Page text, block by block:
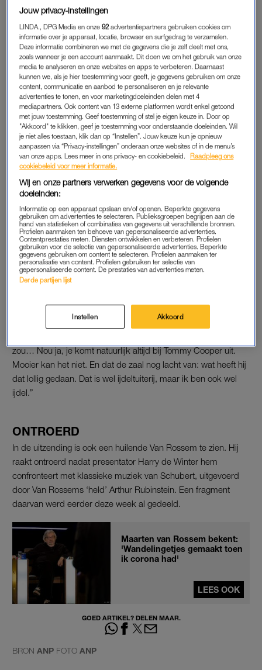
Dat zegt de tv-persoonlijkheid en historicus in het NPO 2-
‘ZONDAGEN NAAR DE KLOTE’
Volgens de 78-jarige Van Rossem is het niet onwaarschijnlijk
dat hij een keer kanker krijgt. Hij noemt de vaak bijbehorende
aftakeling een vreselijk proces. “Mijn moeder was de laatste
zes jaar van haar leven compleet dement. Dat was ook
vreselijk om te zien. Al mijn zondagen waren naar de klote
omdat ik daarheen moest. Ik vond het verschrikkelijk.”
Van Rossem blijft als het aan hem ligt nog lang in zijn woning
wonen, ook als zijn vrouw eerder komt te overlijden. “En
misschien val ik dan op een goede dag eens van de trap”, zo
mijmert hij.
SCHITTERENDE DOOD
Het Slimste Mens-jurylid zou het ook niet erg vinden om live
op televisie te sterven. “Dat zou op zichzelf een schitterende
zou… Nou ja, je komt natuurlijk altijd bij Tommy Cooper uit.
Mooier kan het niet. En dat de zaal nog lacht van: wat heeft hij
dat lollig gedaan. Dat is wel ijdeltuiterij, maar ik ben ook wel
ijdel.”
ONTROERD
In de uitzending is ook een huilende Van Rossem te zien. Hij
raakt ontroerd nadat presentator Harry de Winter hem
confronteert met klassieke muziek van Schubert, uitgevoerd
door Van Rossems ‘held’ Arthur Rubinstein. Een fragment
daarvan werd eerder deze week al gedeeld.
Maarten van Rossem bekent:
'Wandelingetjes gemaakt toen
ik corona had'
LEES OOK
GOED ARTIKEL? DELEN MAAR.
BRON ANP FOTO ANP
Jouw privacy-instellingen
LINDA., DPG Media en onze92 advertentiepartners gebruiken cookies om
informatie over je apparaat, locatie, browser en surfgedrag te verzamelen.
Deze informatie combineren we met de gegevens die je zelf deelt met ons,
zoals wanneer je een account aanmaakt. Dit doen we om het gebruik van onze
media te analyseren en onze websites en apps te verbeteren. Daarnaast
kunnen we, als je hier toestemming voor geeft, je gegevens gebruiken om onze
content, communicatie en aanbod te personaliseren en je relevante
advertenties te tonen, en voor marketingdoeleinden delen met 4
mediapartners. Ook content van 13 externe platformen wordt enkel getoond
met jouw toestemming. Geef toestemming of stel je eigen keuze in. Door op
"Akkoord" te klikken, geef je toestemming voor onderstaande doeleinden. Wil
je niet alles toestaan, klik dan op “Instellen”. Jouw keuze kun je opnieuw
aanpassen via “Privacy-instellingen” onderaan onze websites of in de menu’s
van onze apps. Lees meer in ons privacy- en cookiebeleid.
Raadpleeg ons
cookiebeleid voor meer informatie.
Wij en onze partners verwerken gegevens voor de volgende
doeleinden:
Informatie op een apparaat opslaan en/of openen. Beperkte gegevens
gebruiken om advertenties te selecteren. Publieksgroepen begrijpen aan de
hand van statistieken of combinaties van gegevens uit verschillende bronnen.
Profielen aanmaken ten behoeve van gepersonaliseerde advertenties.
Contentprestaties meten. Diensten ontwikkelen en verbeteren. Profielen
gebruiken voor de selectie van gepersonaliseerde advertenties. Beperkte
gegevens gebruiken om content te selecteren. Profielen aanmaken ter
personalisatie van content. Profielen gebruiken ter selectie van
gepersonaliseerde content. De prestaties van advertenties meten.
Derde partijen lijst
Instellen Akkoord